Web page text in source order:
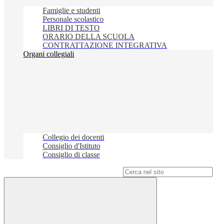
Famiglie e studenti
Personale scolastico
LIBRI DI TESTO
ORARIO DELLA SCUOLA
CONTRATTAZIONE INTEGRATIVA
Organi collegiali
Collegio dei docenti
Consiglio d'Istituto
Consiglio di classe